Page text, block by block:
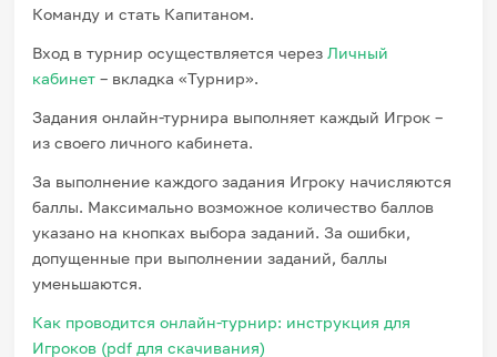
Команду и стать Капитаном.
Вход в турнир осуществляется черезЛичный
кабинет – вкладка «Турнир».
Задания онлайн-турнира выполняет каждый Игрок –
из своего личного кабинета.
За выполнение каждого задания Игроку начисляются
баллы. Максимально возможное количество баллов
указано на кнопках выбора заданий. За ошибки,
допущенные при выполнении заданий, баллы
уменьшаются.
Как проводится онлайн-турнир: инструкция для
Игроков (pdf для скачивания)